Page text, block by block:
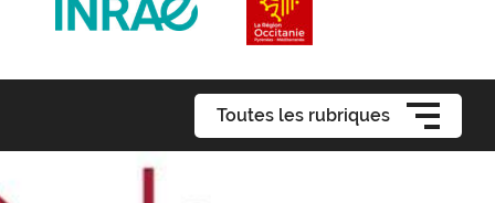
Toutes les rubriques